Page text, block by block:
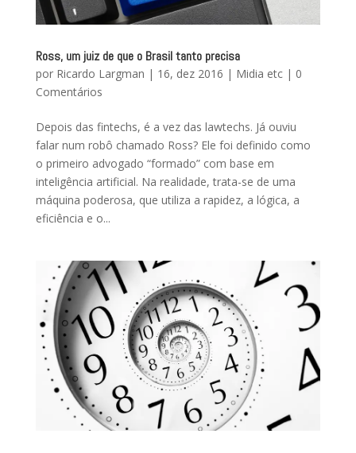
Ross, um juiz de que o Brasil tanto precisa
por Ricardo Largman | 16, dez 2016 | Midia etc| 0
Comentários
Depois das fintechs, é a vez das lawtechs. Já ouviu
falar num robô chamado Ross? Ele foi definido como
o primeiro advogado “formado” com base em
inteligência artificial. Na realidade, trata-se de uma
máquina poderosa, que utiliza a rapidez, a lógica, a
eficiência e o...